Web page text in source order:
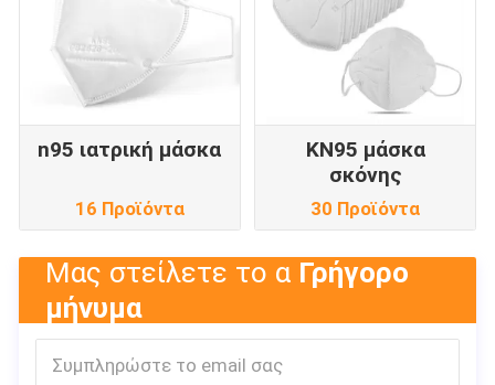
n95 ιατρική μάσκα
16 Προϊόντα
KN95 μάσκα
σκόνης
30 Προϊόντα
Μας στείλετε το α Γρήγορο
μήνυμα